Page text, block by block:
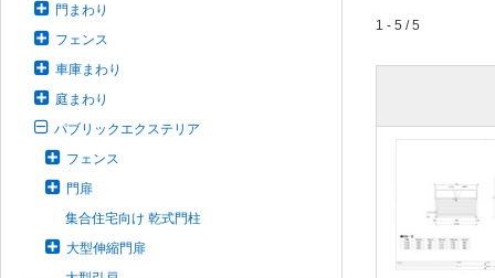
門まわり
フェンス
車庫まわり
庭まわり
パブリックエクステリア
フェンス
門扉
集合住宅向け 乾式門柱
大型伸縮門扉
1 - 5 / 5